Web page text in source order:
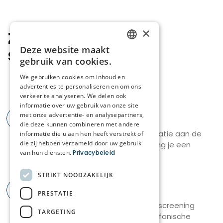
Taken:
Lichaamsverzorging en hygiëne
Gedelegeerde zorg- en verpleegkundige
handelingen
Opvolgen van parameters
Ondersteuning bij medicatie, maaltijden en
dagelijkse activiteiten
Psychosociale ondersteuning bieden
Deelname aan overleg en beperkte administratie
Wat wij vragen
Als Zorgkundige draag je bij aan het dagelijks
ondersteunen en verzorgen van onze bewoners
Zo verloopt jouw
sollicitatie
Sollicitatie
We gaan direct met jouw sollicitatie aan de
slag! Binnen 3 werkdagen ontvang je een
reactie van ons.
2 Screening
Door onze recruiter vindt er een screening
plaats via Teams of via een telefonische
×
Deze website maakt
gebruik van cookies.
We gebruiken cookies om inhoud en
advertenties te personaliseren en om ons
verkeer te analyseren. We delen ook
informatie over uw gebruik van onze site
met onze advertentie- en analysepartners,
die deze kunnen combineren met andere
informatie die u aan hen heeft verstrekt of
die zij hebben verzameld door uw gebruik
van hun diensten. Privacybeleid
STRIKT NOODZAKELIJK
PRESTATIE
TARGETING